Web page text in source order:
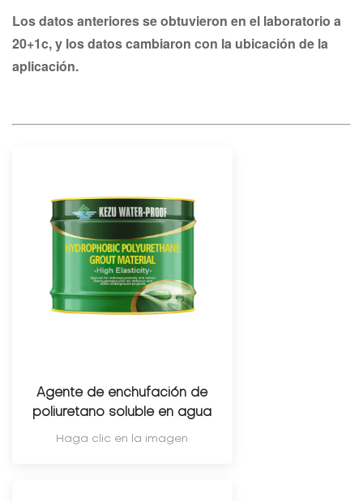
Los datos anteriores se obtuvieron en el laboratorio a
20+1c, y los datos cambiaron con la ubicación de la
aplicación.
Agente de enchufación de
poliuretano soluble en agua
Haga clic en la imagen